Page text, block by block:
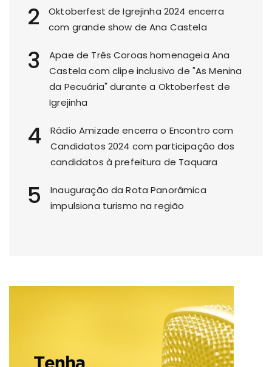
2
Oktoberfest de Igrejinha 2024 encerra
com grande show de Ana Castela
3
Apae de Três Coroas homenageia Ana
Castela com clipe inclusivo de "As Menina
da Pecuária" durante a Oktoberfest de
Igrejinha
4
Rádio Amizade encerra o Encontro com
Candidatos 2024 com participação dos
candidatos à prefeitura de Taquara
5
Inauguração da Rota Panorâmica
impulsiona turismo na região